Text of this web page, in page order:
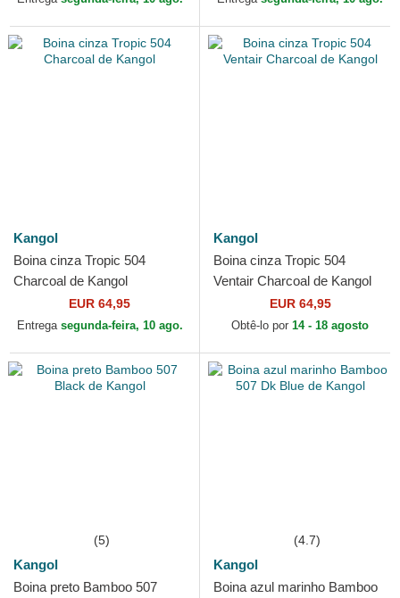
Kangol
Boina cinza Tropic 504
Charcoal de Kangol
EUR 64,95
Entrega segunda-feira, 10 ago.
Kangol
Boina cinza Tropic 504
Ventair Charcoal de Kangol
EUR 64,95
Obtê-lo por 14 - 18 agosto
(5)
Kangol
Boina preto Bamboo 507
(4.7)
Kangol
Boina azul marinho Bamboo